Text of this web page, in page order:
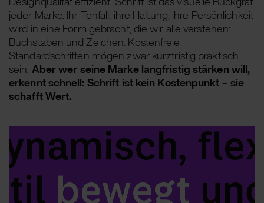
jeder Marke. Ihr Tonfall, ihre Haltung, ihre Persönlichkeit
wird in eine Form gebracht, die wir alle verstehen:
Buchstaben und Zeichen. Kostenfreie
Standardschriften mögen zwar kurzfristig praktisch
sein. Aber wer seine Marke langfristig stärken will,
erkennt schnell: Schrift ist kein Kostenpunkt – sie
schafft Wert.